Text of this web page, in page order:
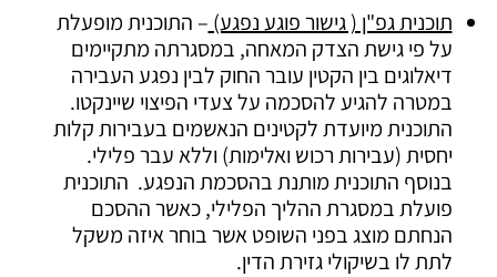
תוכנית גפ"ן ( גישור פוגע נפגע) – התוכנית מופעלת
על פי גישת הצדק המאחה, במסגרתה מתקיימים
דיאלוגים בין הקטין עובר החוק לבין נפגע העבירה
במטרה להגיע להסכמה על צעדי הפיצוי שיינקטו.
התוכנית מיועדת לקטינים הנאשמים בעבירות קלות
יחסית (עבירות רכוש ואלימות) וללא עבר פלילי.
בנוסף התוכנית מותנת בהסכמת הנפגע. התוכנית
פועלת במסגרת ההליך הפלילי, כאשר ההסכם
הנחתם מוצג בפני השופט אשר בוחר איזה משקל
לתת לו בשיקולי גזירת הדין.